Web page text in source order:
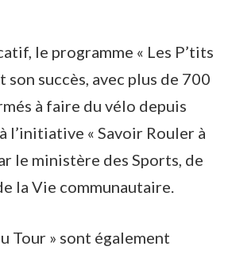
le programme « Les P’tits
son succès, avec plus de 700
à faire du vélo depuis
l’initiative « Savoir Rouler à
le ministère des Sports, de
la Vie communautaire.
Tour » sont également